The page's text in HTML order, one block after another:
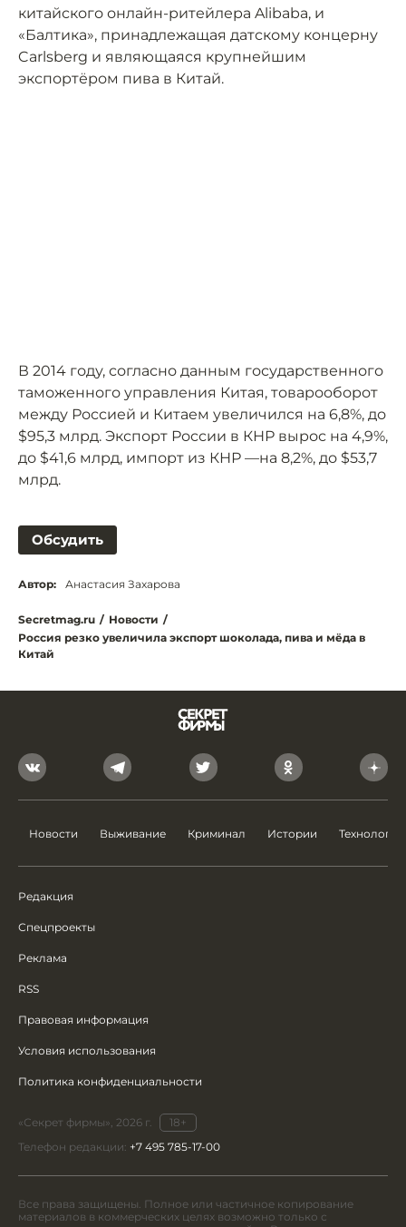
китайского онлайн-ритейлера Alibaba, и
«Балтика», принадлежащая датскому концерну
Carlsberg и являющаяся крупнейшим
экспортёром пива в Китай.
В 2014 году, согласно данным государственного
таможенного управления Китая, товарооборот
между Россией и Китаем увеличился на 6,8%, до
$95,3 млрд. Экспорт России в КНР вырос на 4,9%,
до $41,6 млрд, импорт из КНР —на 8,2%, до $53,7
млрд.
Обсудить
Автор: Анастасия Захарова
Secretmag.ru / Новости /
Россия резко увеличила экспорт шоколада, пива и мёда в
Китай
Новости Выживание Криминал Истории Технологии
Редакция
Спецпроекты
Реклама
RSS
Правовая информация
Условия использования
Политика конфиденциальности
«Секрет фирмы», 2026 г.
18+
Телефон редакции: +7 495 785-17-00
Все права защищены. Полное или частичное копирование
материалов в коммерческих целях возможно только с